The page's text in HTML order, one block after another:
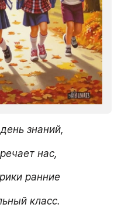
знаний,
нас,
ранние
класс.